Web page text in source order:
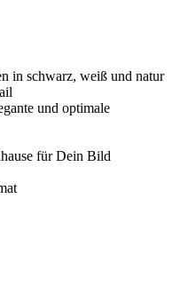
in schwarz, weiß und natur
und optimale
für Dein Bild